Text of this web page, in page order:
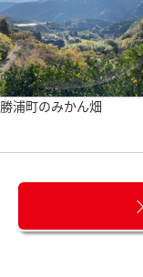
勝浦町のみかん畑